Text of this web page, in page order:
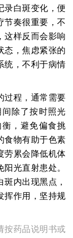
录白斑变化，便
节奏很重要，不
这样反而会影响
态，焦虑紧张的
统，不利于病情
过程，通常需要
除了按时照光
，避免偏食挑
食物有助于色素
劳累会降低机体
光直射患处。
内出现黑点，
挥作用，坚持规
按药品说明书或